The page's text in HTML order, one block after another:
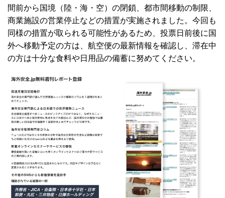
間前から国境（陸・海・空）の閉鎖、都市間移動の制限、
商業施設の営業停止などの措置が実施されました。今回も
同様の措置が取られる可能性があるため、投票日前後に国
外へ移動予定の方は、航空便の最新情報を確認し、滞在中
の方は十分な食料や日用品の備蓄に努めてください。